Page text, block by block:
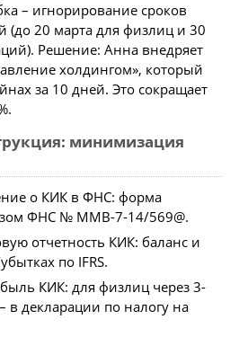
– игнорирование сроков
(до 20 марта для физлиц и 30
Решение: Анна внедряет
холдингом», который
за 10 дней. Это сокращает
минимизация
о КИК в ФНС: форма
ФНС № ММВ-7-14/569@.
отчетность КИК: баланс и
по IFRS.
КИК: для физлиц через 3-
декларации по налогу на